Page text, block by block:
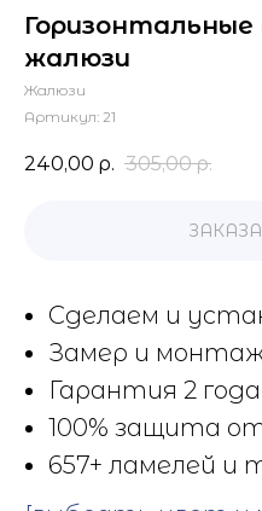
жалюзи
Жалюзи
Артикул: 21
240,00 р. 305,00 р.
Сделаем и
Замер и
Гарантия 2
100% защита
657+ ламелей и